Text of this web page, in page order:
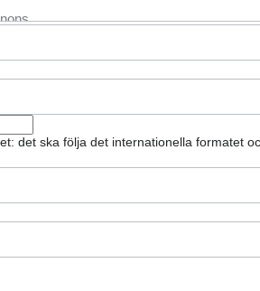
det ska följa det internationella formatet